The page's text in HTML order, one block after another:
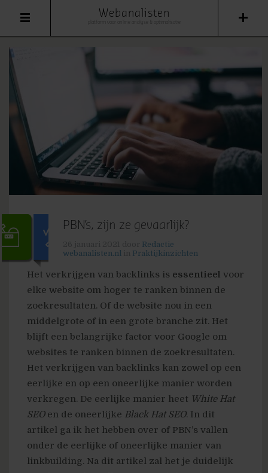
Webanalisten
PBN’s, zijn ze gevaarlijk?
Redactie
webanalisten.nl
Praktijkinzichten
Het verkrijgen van backlinks is essentieel voor
elke website om hoger te ranken binnen de
zoekresultaten. Of de website nou in een
middelgrote of in een grote branche zit. Het
blijft een belangrijke factor voor Google om
websites te ranken binnen de zoekresultaten.
Het verkrijgen van backlinks kan zowel op een
eerlijke en op een oneerlijke manier worden
verkregen. De eerlijke manier heet White Hat
SEOen de oneerlijke Black Hat SEO. In dit
artikel ga ik het hebben over of PBN’s vallen
onder de eerlijke of oneerlijke manier van
linkbuilding. Na dit artikel zal het je duidelijk